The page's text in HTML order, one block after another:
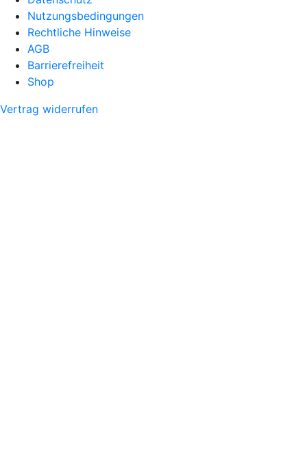
Nutzungsbedingungen
Rechtliche Hinweise
AGB
Barrierefreiheit
Shop
Vertrag widerrufen